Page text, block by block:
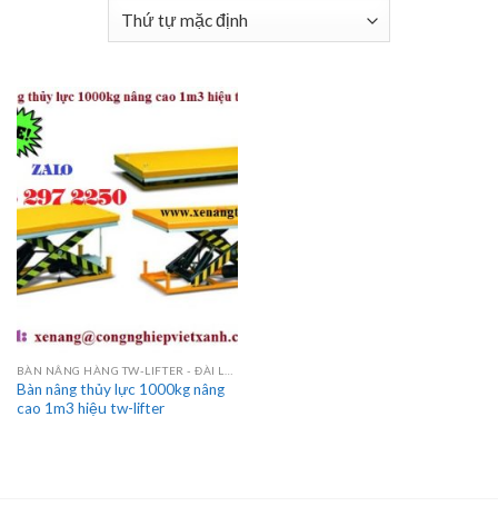
Bàn nâng thủy lực 1000kg nâng
cao 1m3 hiệu tw-lifter